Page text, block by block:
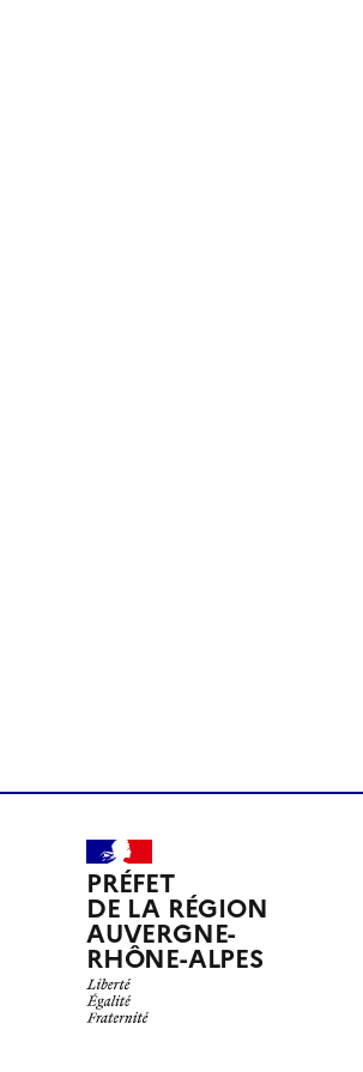
PRÉFET
DE LA RÉGION
AUVERGNE-
RHÔNE-ALPES